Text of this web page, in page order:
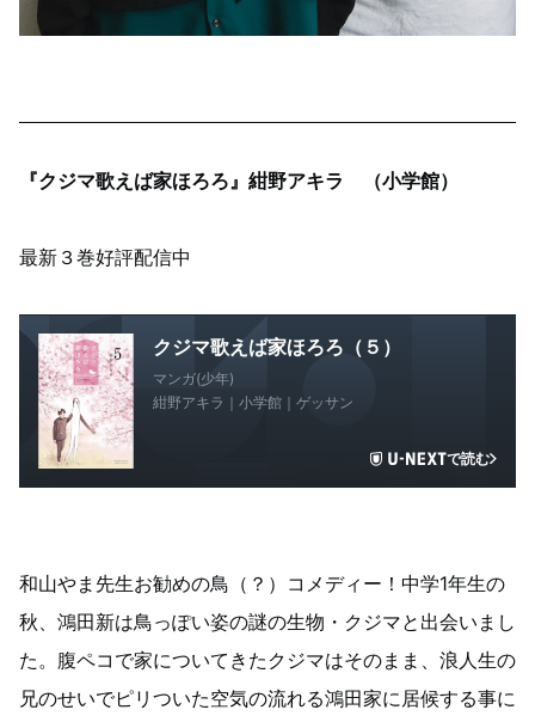
『クジマ歌えば家ほろろ』紺野アキラ （小学館）
最新３巻好評配信中
クジマ歌えば家ほろろ（５）
マンガ(少年)
紺野アキラ｜小学館｜ゲッサン
で読む
和山やま先生お勧めの鳥（？）コメディー！中学1年生の
秋、鴻田新は鳥っぽい姿の謎の生物・クジマと出会いまし
た。腹ペコで家についてきたクジマはそのまま、浪人生の
兄のせいでピリついた空気の流れる鴻田家に居候する事に